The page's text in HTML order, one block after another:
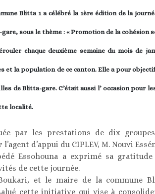
Blitta 1 a célébré la 1ère édition de la
sous le thème : « Promotion de la cohésion
chaque deuxième semaine du mois de
et la population de ce canton. Elle a pour
de Blitta-gare. C’était aussi l’ occasion pour
localité.
par les prestations de dix
d’appui du CIPLEV, M. Nouvi
Essohouna a exprimé sa
de cette journée.
et le maire de la commune
cette initiative qui vise à